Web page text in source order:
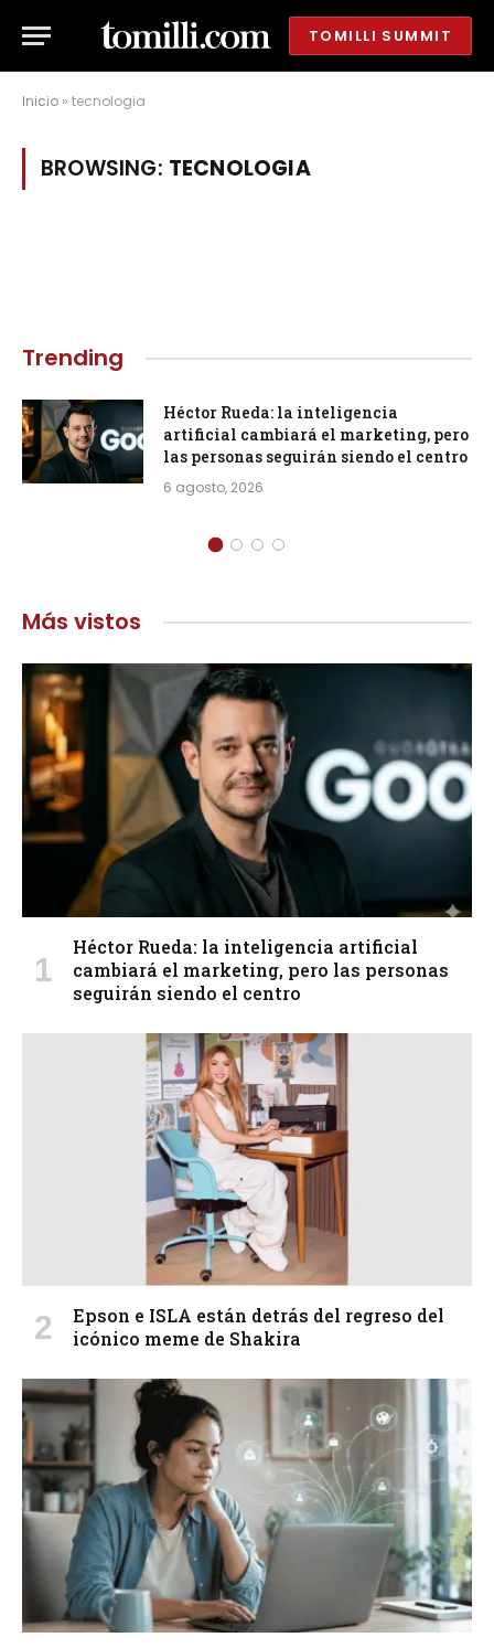
TOMILLI SUMMIT
Inicio » tecnologia
BROWSING: TECNOLOGIA
Trending
Héctor Rueda: la inteligencia
artificial cambiará el marketing, pero
las personas seguirán siendo el centro
6 agosto, 2026
Más vistos
Héctor Rueda: la inteligencia artificial
cambiará el marketing, pero las personas
seguirán siendo el centro
Epson e ISLA están detrás del regreso del
icónico meme de Shakira